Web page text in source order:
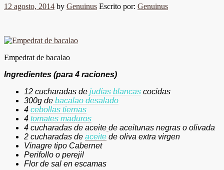
12 agosto, 2014 by Genuinus Escrito por: Genuinus
Empedrat de bacalao
Ingredientes (para 4 raciones)
12 cucharadas de judías blancas cocidas
300g de bacalao desalado
4 cebollas tiernas
4 tomates maduros
4 cucharadas de aceite de aceitunas negras o olivada
2 cucharadas de aceite de oliva extra virgen
Vinagre tipo Cabernet
Perifollo o perejil
Flor de sal en escamas